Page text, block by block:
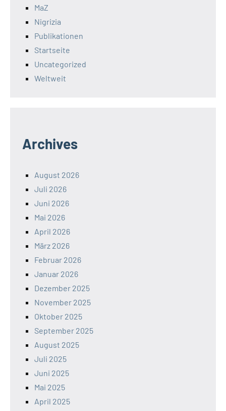
MaZ
Nigrizia
Publikationen
Startseite
Uncategorized
Weltweit
Archives
August 2026
Juli 2026
Juni 2026
Mai 2026
April 2026
März 2026
Februar 2026
Januar 2026
Dezember 2025
November 2025
Oktober 2025
September 2025
August 2025
Juli 2025
Juni 2025
Mai 2025
April 2025